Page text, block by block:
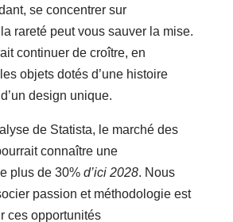
se concentrer sur
la rareté peut vous sauver la mise.
continuer de croître, en
objets dotés d’une histoire
design unique.
de Statista, le marché des
connaître une
plus de 30% d’ici 2028. Nous
passion et méthodologie est
ces opportunités